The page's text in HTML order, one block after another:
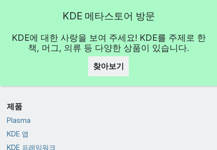
KDE 메타스토어 방문
KDE에 대한 사랑을 보여 주세요! KDE를 주제로 한
책, 머그, 의류 등 다양한 상품이 있습니다.
찾아보기
제품
Plasma
KDE 앱
KDE 프레임워크